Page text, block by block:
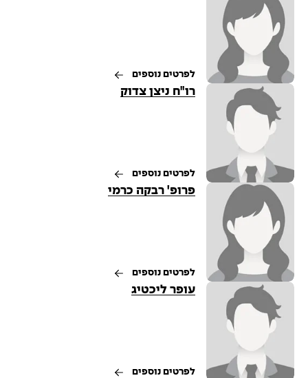
לפרטים נוספים
רו"ח ניצן צדוק
לפרטים נוספים
פרופ' רבקה כרמי
לפרטים נוספים
עופר ליכטיג
לפרטים נוספים